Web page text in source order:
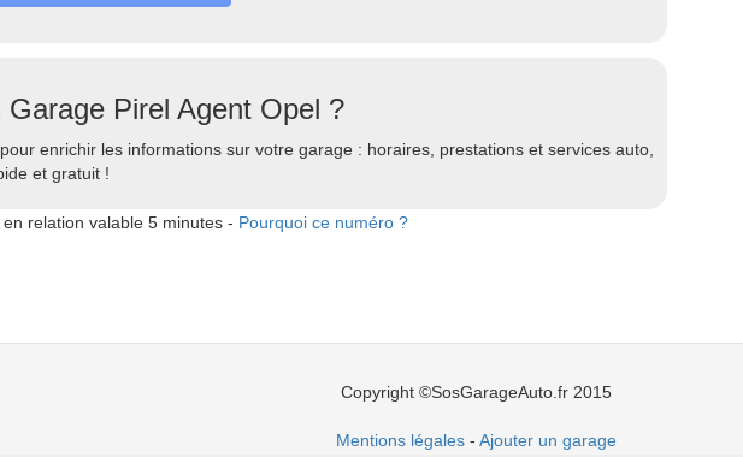
Garage Pirel Agent Opel ?
enrichir les informations sur votre garage : horaires, prestations et services auto,
et gratuit !
relation valable 5 minutes - Pourquoi ce numéro ?
Copyright ©SosGarageAuto.fr 2015
Mentions légales- Ajouter un garage